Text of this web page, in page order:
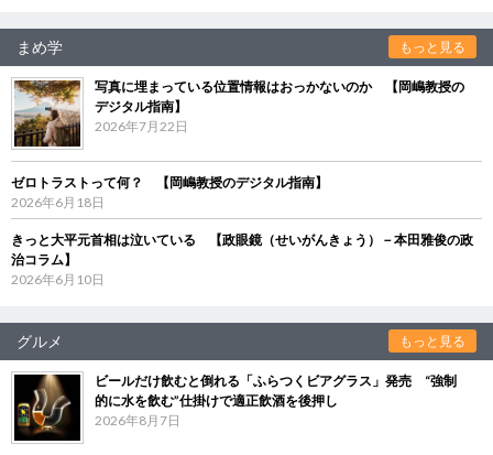
まめ学 もっと見る
写真に埋まっている位置情報はおっかないのか 【岡嶋教授の
デジタル指南】
2026年7月22日
ゼロトラストって何？ 【岡嶋教授のデジタル指南】
2026年6月18日
きっと大平元首相は泣いている 【政眼鏡（せいがんきょう）－本田雅俊の政
治コラム】
2026年6月10日
グルメ もっと見る
ビールだけ飲むと倒れる「ふらつくビアグラス」発売 “強制
的に水を飲む”仕掛けで適正飲酒を後押し
2026年8月7日